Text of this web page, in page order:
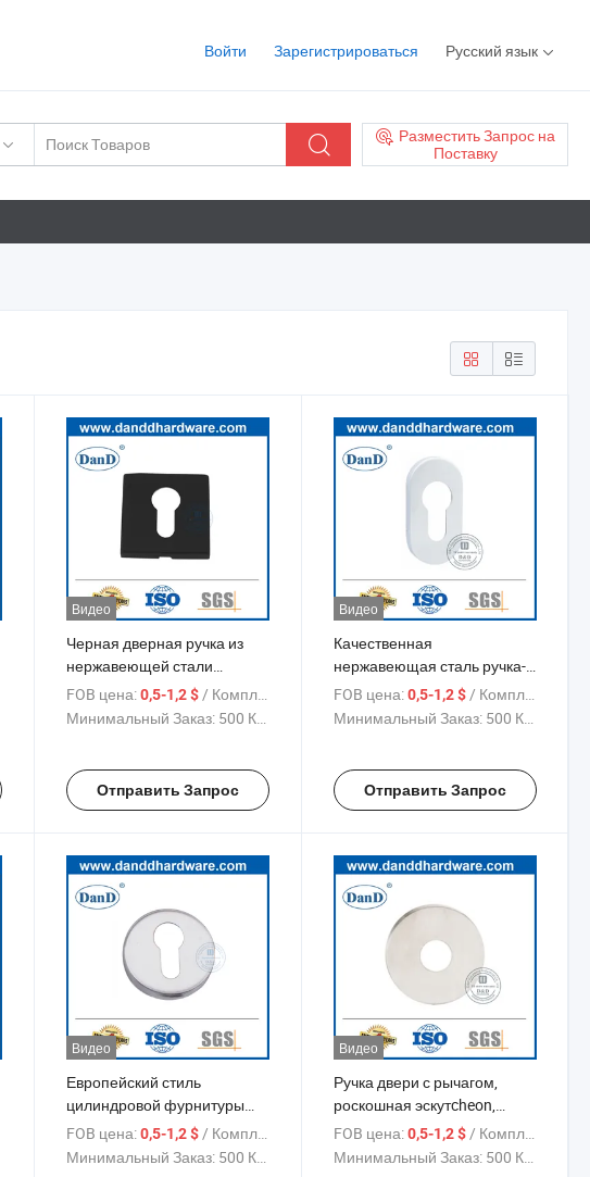
Войти Зарегистрироваться Русский язык
Разместить Запрос на
Поставку
Видео
Черная дверная ручка из
нержавеющей стали
квадратного типа с
эскутчоном
FOB цена: 0,5-1,2 $/ Комплект
Минимальный Заказ: 500 Комплекты
Отправить Запрос
Видео
Качественная
нержавеющая сталь ручка-
рычаг цилиндрическая
эскутcheon розетка
FOB цена: 0,5-1,2 $/ Комплект
Минимальный Заказ: 500 Комплекты
Отправить Запрос
Видео
Европейский стиль
цилиндровой фурнитуры
нержавеющая сталь
дверная ручка с эскутчоном
FOB цена: 0,5-1,2 $ / Комплект
Минимальный Заказ: 500 Комплекты
Видео
Ручка двери с рычагом,
роскошная эскутcheon,
розетка для внутренних
дверей виллы и офиса
FOB цена: 0,5-1,2 $ / Комплект
Минимальный Заказ: 500 Комплекты